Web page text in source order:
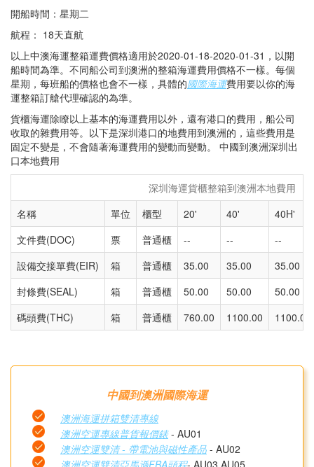
開船時間：星期二
航程： 18天直航
以上中澳海運整箱運費價格適用於2020-01-18-2020-01-31，以開
船時間為準。不同船公司到澳洲的整箱海運費用價格不一樣。每個
星期，每班船的價格也會不一樣，具體的國際海運費用要以你的海
運整箱訂艙代理確認的為準。
貨櫃海運除瞭以上基本的海運費用以外，還有港口的費用，船公司
收取的雜費用等。以下是深圳港口的地費用到澳洲的，這些費用是
固定不變是，不會隨著海運費用的變動而變動。 中國到澳洲深圳出
口本地費用
深圳海運貨櫃整箱到澳洲本地費用
名稱
單位 櫃型 20' 40'
40H'
文件費(DOC)
票 普通櫃 -- --
--
設備交接單費(EIR)
箱 普通櫃 35.00 35.00
35.00
封條費(SEAL)
箱 普通櫃 50.00 50.00
50.00
碼頭費(THC)
箱 普通櫃 760.00 1100.00 1100.00
中國到澳洲國際海運
澳洲海運拼箱雙清專線
澳洲空運專線普貨報價錶- AU01
澳洲空運雙清 - 帶電池與磁性產品 - AU02
澳洲空運雙清亞馬遜FBA頭程- AU03 AU05